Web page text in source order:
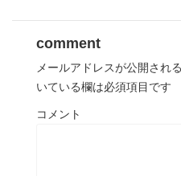
comment
メールアドレスが公開され
いている欄は必須項目です
コメント